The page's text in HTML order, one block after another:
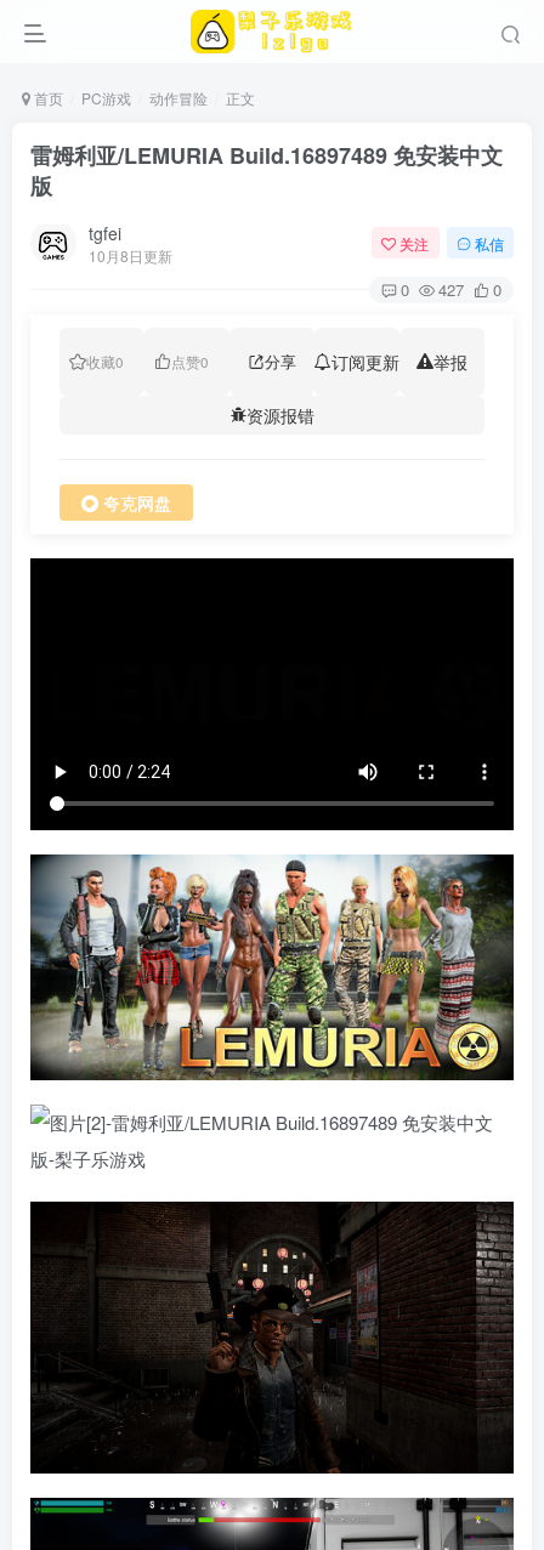
首页 PC游戏 动作冒险 正文
雷姆利亚/LEMURIA Build.16897489 免安装中文
版
tgfei
10月8日更新
关注 私信
0 427 0
收藏0 点赞0 分享 订阅更新 举报
资源报错
夸克网盘